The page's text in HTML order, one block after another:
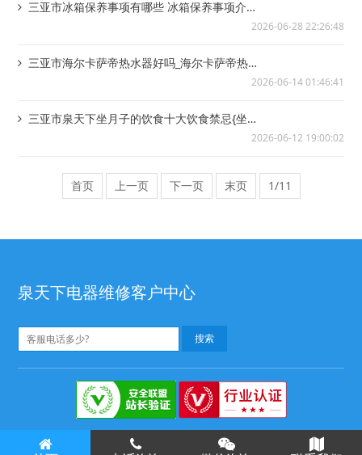
三亚市冰箱保养事项有哪些 冰箱保养事项介绍
2026-06-28 22:26:48
三亚市海尔卡萨帝热水器好吗_海尔卡萨帝热水
2026-06-14 01:46:41
三亚市泉天下坐月子的饮食十大饮食禁忌{坐月
2026-06-12 19:00:02
首页 上一页 下一页 末页 1/11
泉天下电器维修客户中心
Copyright © 泉天下热水器维修版权所有